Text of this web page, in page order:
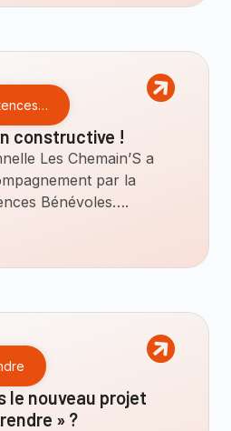
constructive !
Les Chemain’S a
par la
Bénévoles….
le nouveau projet
» ?